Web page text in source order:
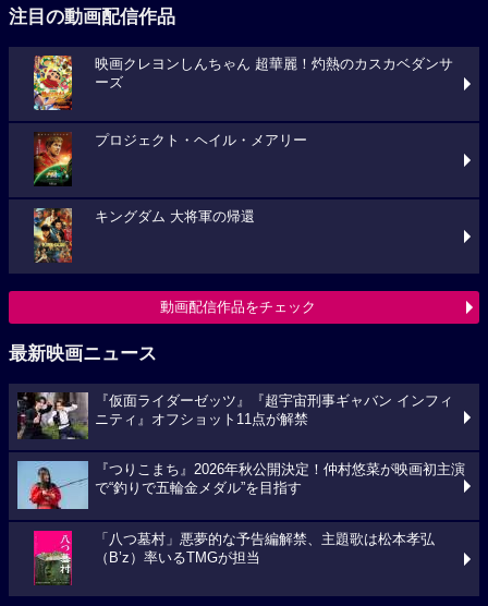
注目の動画配信作品
映画クレヨンしんちゃん 超華麗！灼熱のカスカベダンサ
ーズ
プロジェクト・ヘイル・メアリー
キングダム 大将軍の帰還
動画配信作品をチェック
最新映画ニュース
『仮面ライダーゼッツ』『超宇宙刑事ギャバン インフィ
ニティ』オフショット11点が解禁
『つりこまち』2026年秋公開決定！仲村悠菜が映画初主演
で“釣りで五輪金メダル”を目指す
「八つ墓村」悪夢的な予告編解禁、主題歌は松本孝弘
（B’z）率いるTMGが担当